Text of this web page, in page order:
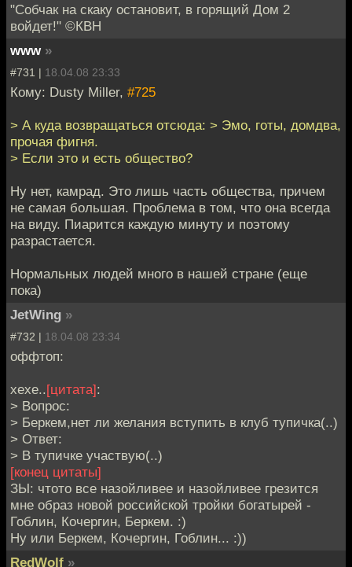
"Собчак на скаку остановит, в горящий Дом 2
войдет!" ©КВН
www »
#731 | 18.04.08 23:33
Кому: Dusty Miller, #725
> А куда возвращаться отсюда: > Эмо, готы, домдва,
прочая фигня.
> Если это и есть общество?
Ну нет, камрад. Это лишь часть общества, причем
не самая большая. Проблема в том, что она всегда
на виду. Пиарится каждую минуту и поэтому
разрастается.
Нормальных людей много в нашей стране (еще
пока)
JetWing »
#732 | 18.04.08 23:34
оффтоп:
хехе..[цитата]:
> Вопрос:
> Беркем,нет ли желания вступить в клуб тупичка(..)
> Ответ:
> В тупичке участвую(..)
[конец цитаты]
ЗЫ: чтото все назойливее и назойливее грезится
мне образ новой российской тройки богатырей -
Гоблин, Кочергин, Беркем. :)
Ну или Беркем, Кочергин, Гоблин... :))
RedWolf »